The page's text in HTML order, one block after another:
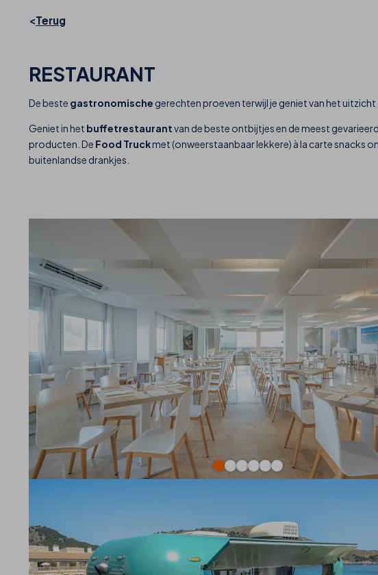
Terug
RESTAURANT
De beste gastronomische gerechten proeven terwijl je geniet van het uitzicht
Geniet in het buffetrestaurantvan de beste ontbijtjes en de meest
producten. De Food Truckmet (onweerstaanbaar lekkere) à la carte snacks
buitenlandse drankjes.